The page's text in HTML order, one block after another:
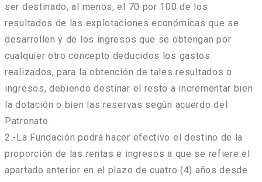
ser destinado, al menos, el 70 por 100 de los
resultados de las explotaciones económicas que se
desarrollen y de los ingresos que se obtengan por
cualquier otro concepto deducidos los gastos
realizados, para la obtención de tales resultados o
ingresos, debiendo destinar el resto a incrementar bien
la dotación o bien las reservas según acuerdo del
Patronato.
2.-La Fundación podrá hacer efectivo el destino de la
proporción de las rentas e ingresos a que se refiere el
apartado anterior en el plazo de cuatro (4) años desde